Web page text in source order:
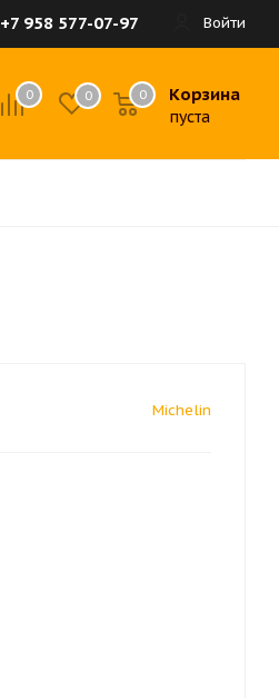
Войти
+7 958 577-07-97
0 0 Корзина
пуста
0
Michelin